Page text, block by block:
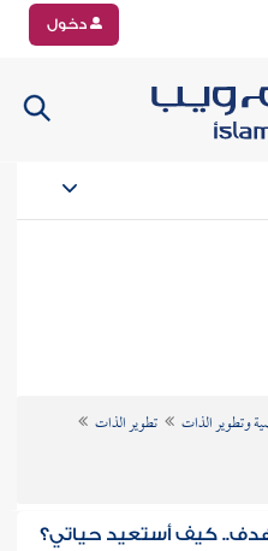
دخول
وتطوير الذات
تطوير الذات
كيف أستعيد حياتي؟